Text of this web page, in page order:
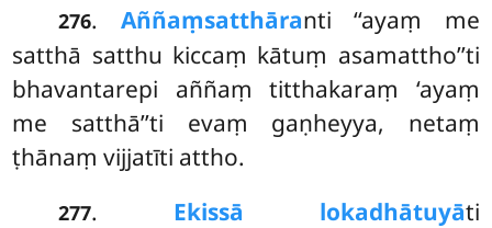
276. Aññaṃsatthāranti ‘‘ayaṃ me
satthā satthu kiccaṃ kātuṃ asamattho’’ti
bhavantarepi aññaṃ titthakaraṃ ‘ayaṃ
me satthā’’ti evaṃ gaṇheyya, netaṃ
ṭhānaṃ vijjatīti attho.
277. Ekissā lokadhātuyāti